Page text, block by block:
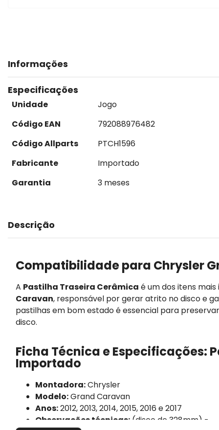
Informações
Especificações
Unidade
Jogo
Código EAN
792088976482
Código Allparts
PTCH1596
Fabricante
Importado
Garantia
3 meses
Descrição
Compatibilidade para Chrysler
A Pastilha Traseira Cerâmica é um dos itens
Caravan, responsável por gerar atrito no disco e
pastilhas em bom estado é essencial para preservar
disco.
Ficha Técnica e Especificações:
Importado
Montadora:Chrysler
Modelo:Grand Caravan
Anos:2012, 2013, 2014, 2015, 2016 e 2017
Observações técnicas: (disco de 328mm) -